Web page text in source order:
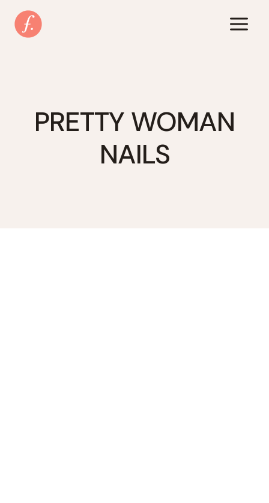
Inhalt
springen
PRETTY WOMAN
NAILS